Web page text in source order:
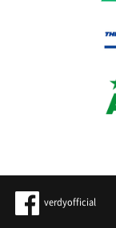
verdyofficial